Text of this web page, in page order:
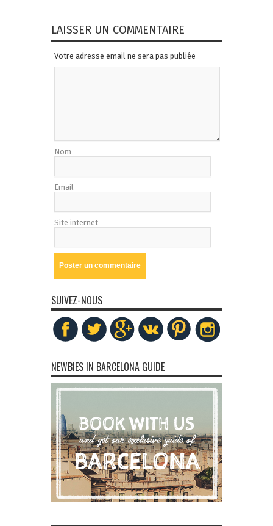
LAISSER UN COMMENTAIRE
Votre adresse email ne sera pas publiée
Nom
Email
Site internet
SUIVEZ-NOUS
NEWBIES IN BARCELONA GUIDE